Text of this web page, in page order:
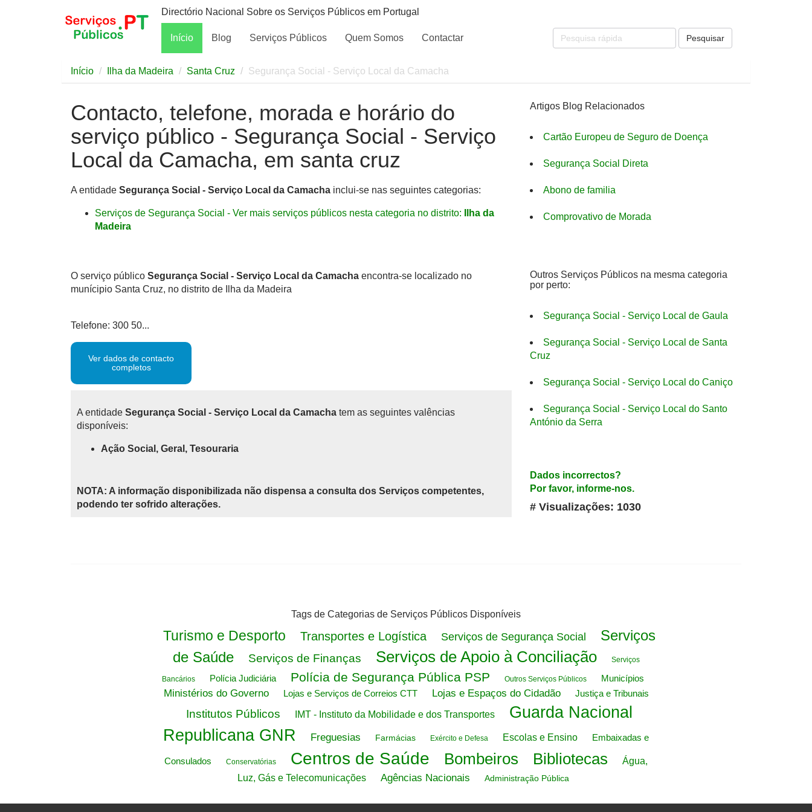
Directório Nacional Sobre os Serviços Públicos em Portugal
Início Blog Serviços Públicos Quem Somos Contactar Pesquisar
Início Ilha da Madeira Santa Cruz Segurança Social - Serviço Local da Camacha
Contacto, telefone, morada e horário do
serviço público - Segurança Social - Serviço
Local da Camacha, em santa cruz
A entidade Segurança Social - Serviço Local da Camacha inclui-se nas seguintes categorias:
Serviços de Segurança Social - Ver mais serviços públicos nesta categoria no distrito:
Ilha da
Madeira
O serviço público Segurança Social - Serviço Local da Camacha encontra-se localizado no
munícipio Santa Cruz, no distrito de Ilha da Madeira
Telefone: 300 50...
Ver dados de contacto
completos
A entidade Segurança Social - Serviço Local da Camacha tem as seguintes valências
disponíveis:
Ação Social, Geral, Tesouraria
NOTA: A informação disponibilizada não dispensa a consulta dos Serviços competentes,
podendo ter sofrido alterações.
Artigos Blog Relacionados
Cartão Europeu de Seguro de Doença
Segurança Social Direta
Abono de familia
Comprovativo de Morada
Outros Serviços Públicos na mesma categoria
por perto:
Segurança Social - Serviço Local de Gaula
Segurança Social - Serviço Local de Santa
Cruz
Segurança Social - Serviço Local do Caniço
Segurança Social - Serviço Local do Santo
António da Serra
Dados incorrectos?
Por favor, informe-nos.
# Visualizações: 1030
Tags de Categorias de Serviços Públicos Disponíveis
Turismo e Desporto Transportes e Logística Serviços de Segurança Social
Serviços
de Saúde
Serviços de Finanças Serviços de Apoio à Conciliação Serviços
Bancários Polícia Judiciária Polícia de Segurança Pública PSP Outros Serviços Públicos Municípios
Ministérios do Governo Lojas e Serviços de Correios CTT Lojas e Espaços do Cidadão Justiça e Tribunais
Institutos Públicos IMT - Instituto da Mobilidade e dos Transportes
Guarda Nacional
Republicana GNR
Freguesias Farmácias Exército e Defesa Escolas e Ensino Embaixadas e
Consulados Conservatórias Centros de Saúde Bombeiros Bibliotecas
Água,
Luz, Gás e Telecomunicações
Agências Nacionais Administração Pública